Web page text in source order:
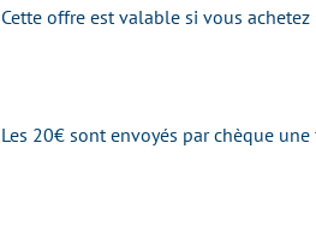
Cette offre est valable si vous
Les 20€ sont envoyés par chèque